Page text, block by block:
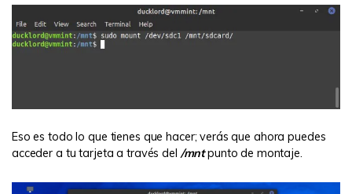
Eso es todo lo que tienes que hacer; verás que ahora puedes
acceder a tu tarjeta a través del /mnt punto de montaje.